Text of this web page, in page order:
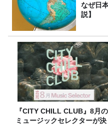
なぜ日
説】
『CITY CHILL CLUB』8月の
ミュージックセレクターが決